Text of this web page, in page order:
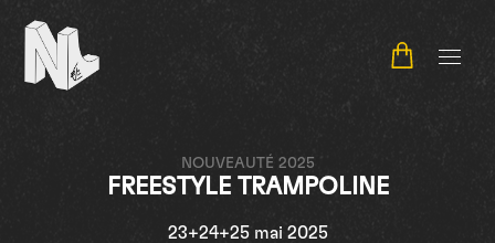
NOUVEAUTÉ 2025
FREESTYLE TRAMPOLINE
23+24+25 mai 2025